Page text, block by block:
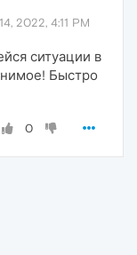
2022, 4:11 PM
ситуации в
Быстро
0